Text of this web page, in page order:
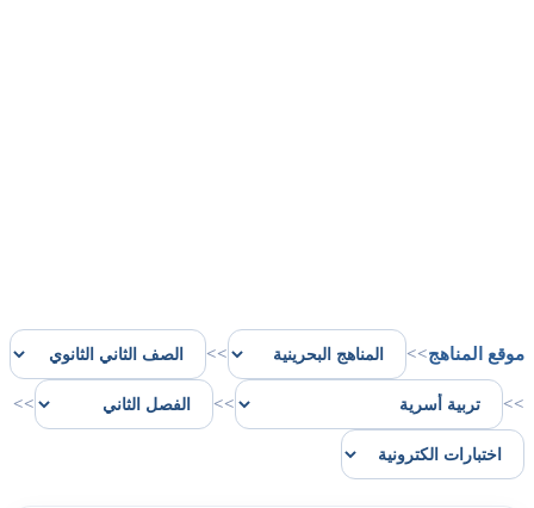
موقع المناهج>>
>>
>>
>>
>>